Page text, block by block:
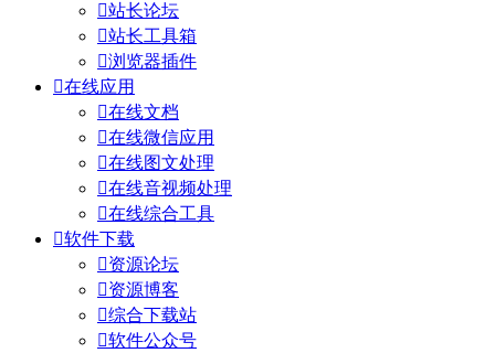
站长论坛
站长工具箱
浏览器插件
在线应用
在线文档
在线微信应用
在线图文处理
在线音视频处理
在线综合工具
软件下载
资源论坛
资源博客
综合下载站
软件公众号